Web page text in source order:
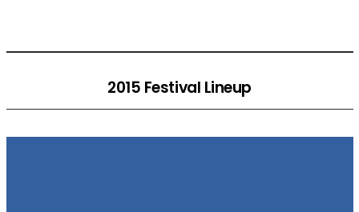
2015 Festival Lineup